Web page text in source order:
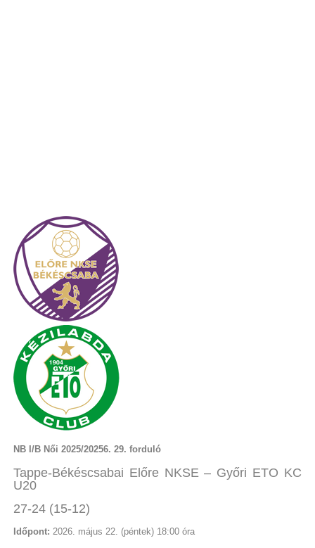
NB I/B Női 2025/20256. 29. forduló
Tappe-Békéscsabai Előre NKSE – Győri ETO KC
U20
27-24 (15-12)
Időpont: 2026. május 22. (péntek) 18:00 óra